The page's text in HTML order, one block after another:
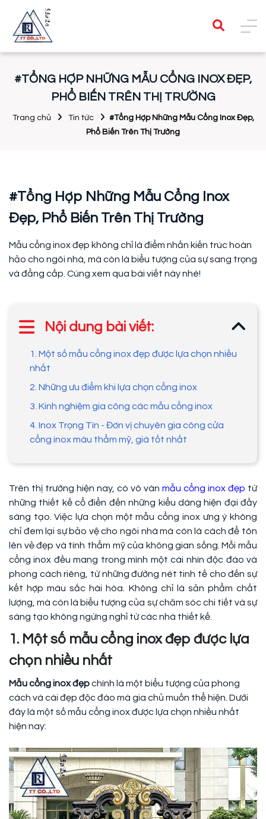
#TỔNG HỢP NHỮNG MẪU CỔNG INOX ĐẸP,
PHỔ BIẾN TRÊN THỊ TRƯỜNG
Trang chủ Tin tức
#Tổng Hợp Những Mẫu Cổng Inox Đẹp,
Phổ Biến Trên Thị Trường
#Tổng Hợp Những Mẫu Cổng Inox
Đẹp, Phổ Biến Trên Thị Trường
Mẫu cổng inox đẹp không chỉ là điểm nhấn kiến trúc hoàn
hảo cho ngôi nhà, mà còn là biểu tượng của sự sang trọng
và đẳng cấp. Cùng xem qua bài viết này nhé!
Nội dung bài viết:
1. Một số mẫu cổng inox đẹp được lựa chọn nhiều
nhất
2. Những ưu điểm khi lựa chọn cổng inox
3. Kinh nghiệm gia công các mẫu cổng inox
4. Inox Trọng Tín - Đơn vị chuyên gia công cửa
cổng inox màu thẩm mỹ, giá tốt nhất
Trên thị trường hiện nay, có vô vàn mẫu cổng inox đẹp từ
những thiết kế cổ điển đến những kiểu dáng hiện đại đầy
sáng tạo. Việc lựa chọn một mẫu cổng inox ưng ý không
chỉ đem lại sự bảo vệ cho ngôi nhà mà còn là cách để tôn
lên vẻ đẹp và tính thẩm mỹ của không gian sống. Mỗi mẫu
cổng inox đều mang trong mình một cái nhìn độc đáo và
phong cách riêng, từ những đường nét tinh tế cho đến sự
kết hợp màu sắc hài hòa. Không chỉ là sản phẩm chất
lượng, mà còn là biểu tượng của sự chăm sóc chi tiết và sự
sáng tạo không ngừng nghỉ từ các nhà thiết kế.
1. Một số mẫu cổng inox đẹp được lựa
chọn nhiều nhất
Mẫu cổng inox đẹpchính là một biểu tượng của phong
cách và cái đẹp độc đáo mà gia chủ muốn thể hiện. Dưới
đây là một số mẫu cổng inox được lựa chọn nhiều nhất
hiện nay: